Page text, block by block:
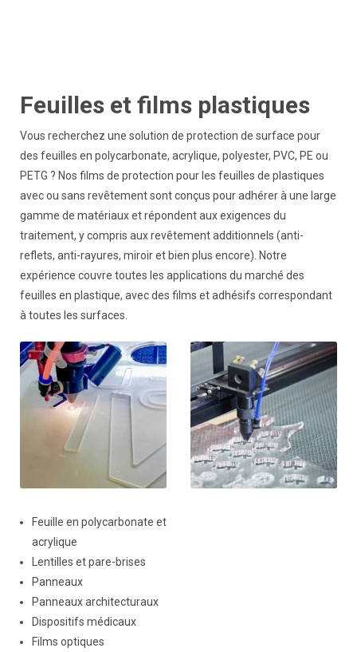
Feuilles et films plastiques
Vous recherchez une solution de protection de surface pour
des feuilles en polycarbonate, acrylique, polyester, PVC, PE ou
PETG ? Nos films de protection pour les feuilles de plastiques
avec ou sans revêtement sont conçus pour adhérer à une large
gamme de matériaux et répondent aux exigences du
traitement, y compris aux revêtement additionnels (anti-
reflets, anti-rayures, miroir et bien plus encore). Notre
expérience couvre toutes les applications du marché des
feuilles en plastique, avec des films et adhésifs correspondant
à toutes les surfaces.
Feuille en polycarbonate et
acrylique
Lentilles et pare-brises
Panneaux
Panneaux architecturaux
Dispositifs médicaux
Films optiques